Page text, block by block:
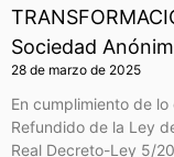
Sociedad
28 de marzo de 2025
En cumplimiento de
Refundido de la Ley
Real Decreto-Ley 5/